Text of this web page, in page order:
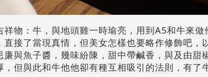
祥物：牛，與地頭雞一時瑜亮，用到A5和牛來
直接了當現真情，但美女怎樣也要略作修飾吧
廉與魚子醬，幾味紛陳，甜中帶鹹香，與及由甜
，但與此和牛他他卻有種互相吸引的法則，有了